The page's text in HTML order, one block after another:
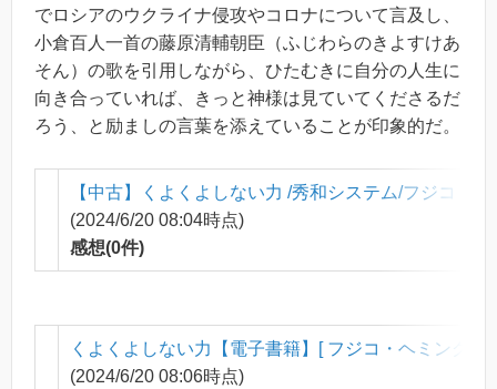
でロシアのウクライナ侵攻やコロナについて言及し、
小倉百人一首の藤原清輔朝臣（ふじわらのきよすけあ
そん）の歌を引用しながら、ひたむきに自分の人生に
向き合っていれば、きっと神様は見ていてくださるだ
ろう、と励ましの言葉を添えていることが印象的だ。
【中古】くよくよしない力 /秀和システム/フジコ・
(2024/6/20 08:04時点)
感想(0件)
くよくよしない力【電子書籍】[ フジコ・ヘミング ]
(2024/6/20 08:06時点)